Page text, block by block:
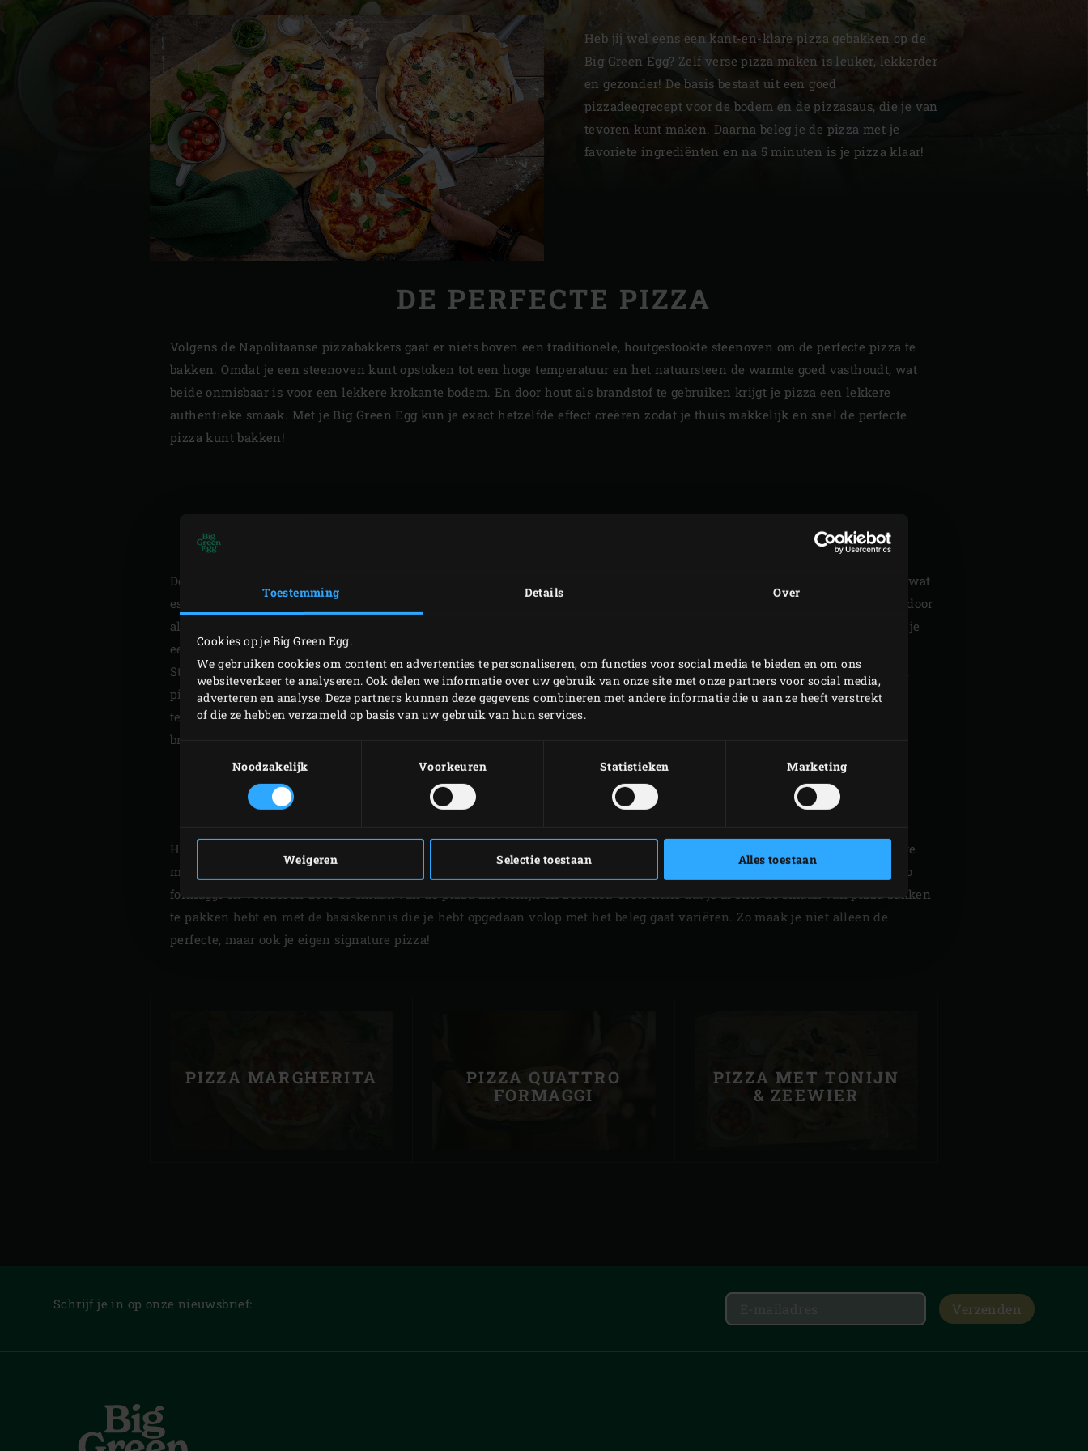
Toestemming Details Over
Cookies op je Big Green Egg.
We gebruiken cookies om content en advertenties te personaliseren, om functies voor social media te bieden en om ons
websiteverkeer te analyseren. Ook delen we informatie over uw gebruik van onze site met onze partners voor social media,
adverteren en analyse. Deze partners kunnen deze gegevens combineren met andere informatie die u aan ze heeft verstrekt
of die ze hebben verzameld op basis van uw gebruik van hun services.
Toestemmingsselectie
Noodzakelijk
Voorkeuren Statistieken Marketing
Weigeren Selectie toestaan Alles toestaan
Denmark | Danmark
Estonia | Eesti
Finland | Suomi
France | France
Germany | Deutschland
Greece | Ελλάδα
Hungary | Magyarország
Slovenia | Slovenija
Spain | España
Sweden | Sverige
Switzerland (French) | Schweiz (Français)
Switzerland | Schweiz
Heb jij wel eens een kant-en-klare pizza gebakken op de
Big Green Egg? Zelf verse pizza maken is leuker, lekkerder
en gezonder! De basis bestaat uit een goed
pizzadeegrecept voor de bodem en de pizzasaus, die je van
tevoren kunt maken. Daarna beleg je de pizza met je
favoriete ingrediënten en na 5 minuten is je pizza klaar!
DE PERFECTE PIZZA
Volgens de Napolitaanse pizzabakkers gaat er niets boven een traditionele, houtgestookte steenoven om de perfecte pizza te
bakken. Omdat je een steenoven kunt opstoken tot een hoge temperatuur en het natuursteen de warmte goed vasthoudt, wat
beide onmisbaar is voor een lekkere krokante bodem. En door hout als brandstof te gebruiken krijgt je pizza een lekkere
authentieke smaak. Met je Big Green Egg kun je exact hetzelfde effect creëren zodat je thuis makkelijk en snel de perfecte
pizza kunt bakken!
AUTHENTIEKE KROKANTE BODEM
Door de convEGGtor onder het rooster te plaatsen vorm je een natuurlijke barrière boven de directe hitte van de houtskool, wat
essentieel is om te voorkomen dat de bodem van de pizza verbrandt. Doordat de deksel van je EGG tussen de handelingen door
altijd gesloten is circuleert de warmte als in een heteluchtoven. Je pizza wordt door deze airflow rondom verwarmd zodat je
een gelijkmatige garing krijgt. Als bonus zorgt deze airflow voor extra smaak die uit de houtskool vrijkomt. Door de Baking
Stone op het rooster te leggen creëer je je eigen steenoven. In combinatie met de juiste temperatuur, en natuurlijk een goed
pizzadeegrecept, een must voor die authentieke krokante bodem. Bijkomend voordeel van de Big Green Egg is dat deze, in
tegenstelling tot een steenoven, snel op temperatuur is. Je kunt dus sneller bakken en verbruikt ook nog eens minder
brandstof.
ZELF PIZZA MAKEN
Het enige wat je, naast een EGG, convEGGtor, Baking Stone en een pizzadeegrecept, verder nog nodig hebt om verse pizza te
maken is zelfgemaakte pizzasaus en verse ingrediënten. Laat je inspireren door deze klassieke pizza margherita en quattro
formaggi en verrassen door de smaak van de pizza met tonijn en zeewier. Grote kans dat je al snel de smaak van pizza bakken
te pakken hebt en met de basiskennis die je hebt opgedaan volop met het beleg gaat variëren. Zo maak je niet alleen de
perfecte, maar ook je eigen signature pizza!
PIZZA MARGHERITA
PIZZA QUATTRO
FORMAGGI
PIZZA MET TONIJN
& ZEEWIER
Schrijf je in op onze nieuwsbrief: Verzenden